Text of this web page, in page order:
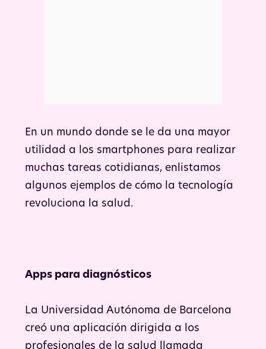
En un mundo donde se le da una mayor
utilidad a los smartphones para realizar
muchas tareas cotidianas, enlistamos
algunos ejemplos de cómo la tecnología
revoluciona la salud.
Apps para diagnósticos
La Universidad Autónoma de Barcelona
creó una aplicación dirigida a los
profesionales de la salud llamada